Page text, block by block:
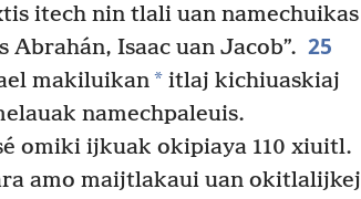
itech nin tlali uan namechuikas
Abrahán, Isaac uan Jacob”. 25
makiluikan* itlaj kichiuaskiaj
namechpaleuis.
omiki ijkuak okipiaya 110 xiuitl.
amo maijtlakaui uan okitlalijkej